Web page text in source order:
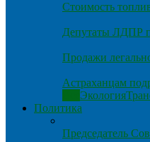
Стоимость
Депутаты ЛДПР
Продажи
Астраханцам
Экология
Политика
Председатель